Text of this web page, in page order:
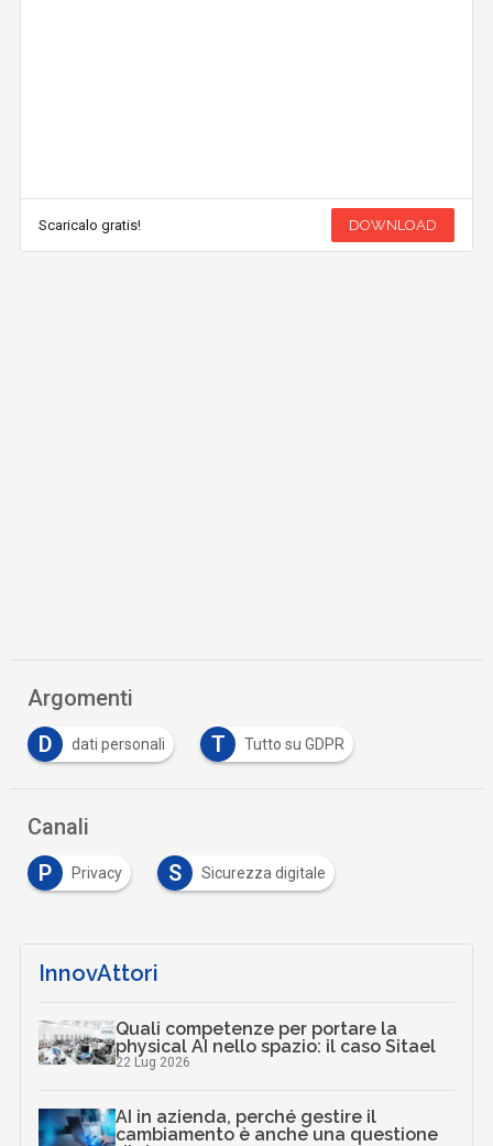
Scaricalo gratis! DOWNLOAD
Argomenti
D
dati personali T Tutto su GDPR
Canali
P
Privacy S Sicurezza digitale
InnovAttori
Quali competenze per portare la
physical AI nello spazio: il caso Sitael
22 Lug 2026
AI in azienda, perché gestire il
cambiamento è anche una questione